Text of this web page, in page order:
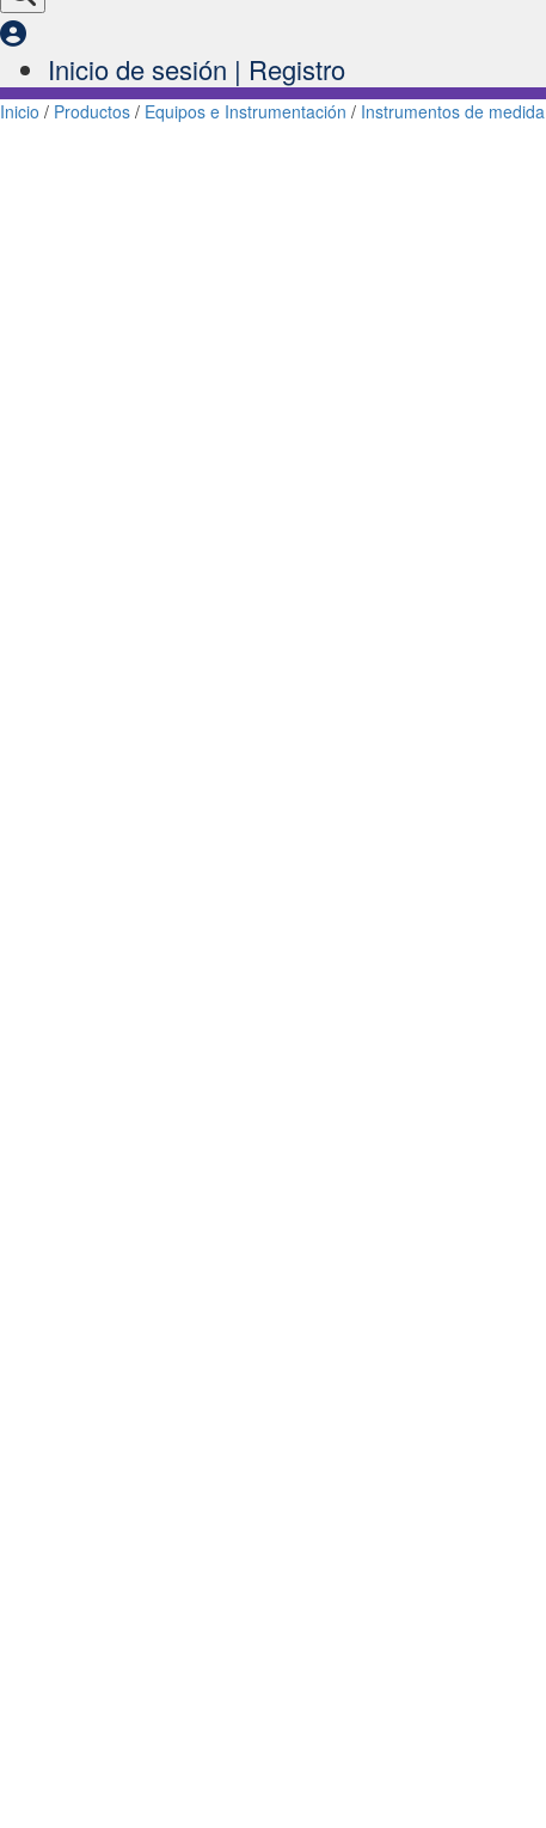
Inicio de sesión | Registro
Inicio / Productos / Equipos e Instrumentación / Instrumentos de medida